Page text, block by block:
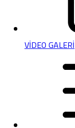
VİDEO GALERİ